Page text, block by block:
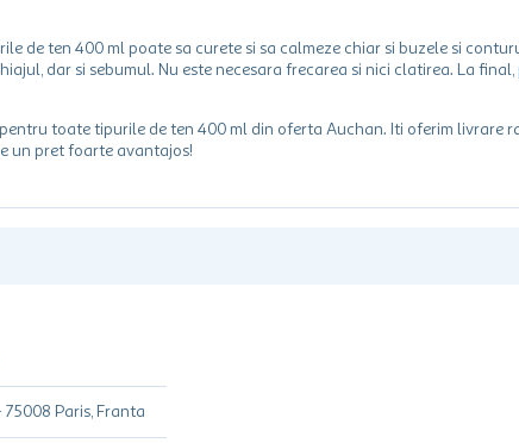
de ten 400 ml poate sa curete si sa calmeze chiar si buzele si
dar si sebumul. Nu este necesara frecarea si nici clatirea. La
toate tipurile de ten 400 ml din oferta Auchan. Iti oferim livrare
un pret foarte avantajos!
75008 Paris, Franta